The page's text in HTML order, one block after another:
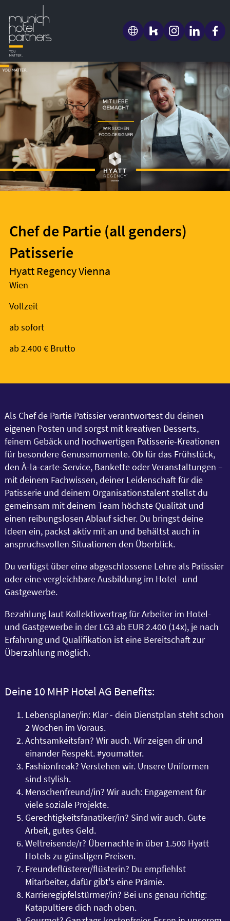
Chef de Partie (all genders)
Patisserie
Hyatt Regency Vienna
Wien
Vollzeit
ab sofort
ab 2.400 € Brutto
Als Chef de Partie Patissier verantwortest du deinen
eigenen Posten und sorgst mit kreativen Desserts,
feinem Gebäck und hochwertigen Patisserie-Kreationen
für besondere Genussmomente. Ob für das Frühstück,
den À-la-carte-Service, Bankette oder Veranstaltungen –
mit deinem Fachwissen, deiner Leidenschaft für die
Patisserie und deinem Organisationstalent stellst du
gemeinsam mit deinem Team höchste Qualität und
einen reibungslosen Ablauf sicher. Du bringst deine
Ideen ein, packst aktiv mit an und behältst auch in
anspruchsvollen Situationen den Überblick.
Du verfügst über eine abgeschlossene Lehre als Patissier
oder eine vergleichbare Ausbildung im Hotel- und
Gastgewerbe.
Bezahlung laut Kollektivvertrag für Arbeiter im Hotel-
und Gastgewerbe in der LG3 ab EUR 2.400 (14x), je nach
Erfahrung und Qualifikation ist eine Bereitschaft zur
Überzahlung möglich.
Deine 10 MHP Hotel AG Benefits:
Lebensplaner/in: Klar - dein Dienstplan steht schon
2 Wochen im Voraus.
Achtsamkeitsfan? Wir auch. Wir zeigen dir und
einander Respekt. #youmatter.
Fashionfreak? Verstehen wir. Unsere Uniformen
sind stylish.
Menschenfreund/in? Wir auch: Engagement für
viele soziale Projekte.
Gerechtigkeitsfanatiker/in? Sind wir auch. Gute
Arbeit, gutes Geld.
Weltreisende/r? Übernachte in über 1.500 Hyatt
Hotels zu günstigen Preisen.
Freundeflüsterer/flüsterin? Du empfiehlst
Mitarbeiter, dafür gibt's eine Prämie.
Karrieregipfelstürmer/in? Bei uns genau richtig:
Katapultiere dich nach oben.